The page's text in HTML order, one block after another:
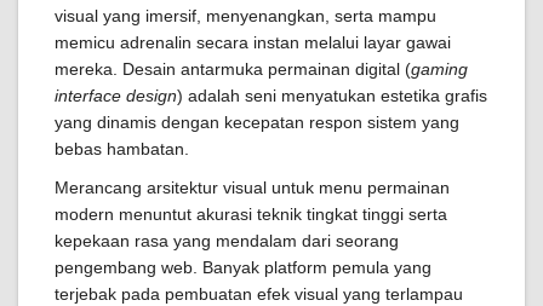
visual yang imersif, menyenangkan, serta mampu
memicu adrenalin secara instan melalui layar gawai
mereka. Desain antarmuka permainan digital (gaming
interface design) adalah seni menyatukan estetika grafis
yang dinamis dengan kecepatan respon sistem yang
bebas hambatan.
Merancang arsitektur visual untuk menu permainan
modern menuntut akurasi teknik tingkat tinggi serta
kepekaan rasa yang mendalam dari seorang
pengembang web. Banyak platform pemula yang
terjebak pada pembuatan efek visual yang terlampau